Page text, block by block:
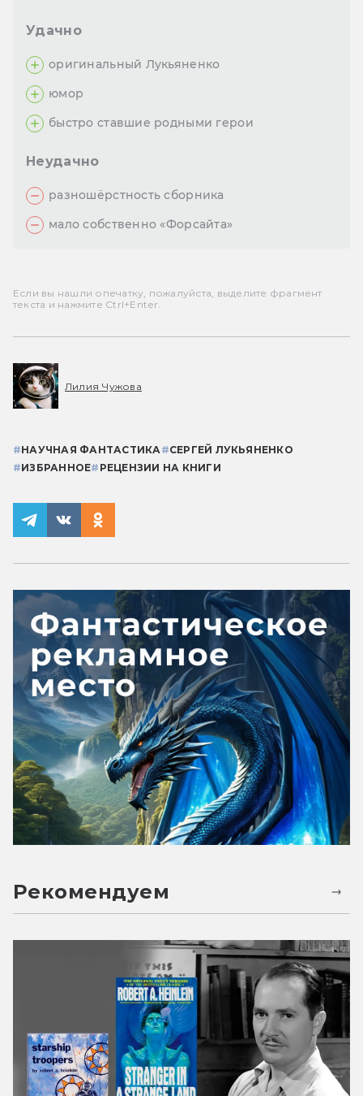
Удачно
оригинальный Лукьяненко
юмор
быстро ставшие родными герои
Неудачно
разношёрстность сборника
мало собственно «Форсайта»
Если вы нашли опечатку, пожалуйста, выделите фрагмент
текста и нажмите Ctrl+Enter.
Лилия Чужова
#НАУЧНАЯ ФАНТАСТИКА#СЕРГЕЙ ЛУКЬЯНЕНКО
#ИЗБРАННОЕ# РЕЦЕНЗИИ НА КНИГИ
Рекомендуем